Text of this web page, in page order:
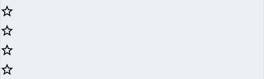
star_border
star_border
star_border
star_border